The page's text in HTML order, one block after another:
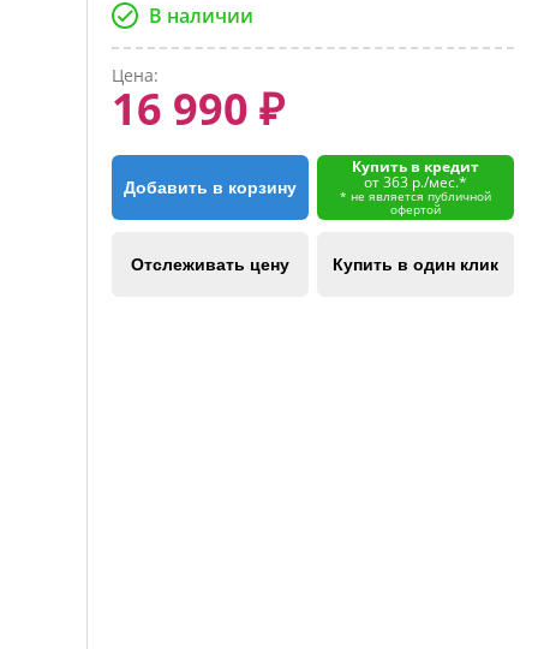
В наличии
Цена:
16 990 ₽
Добавить в корзину
Купить в кредит
от 363 р./мес.*
* не является публичной
офертой
Отслеживать цену Купить в один клик